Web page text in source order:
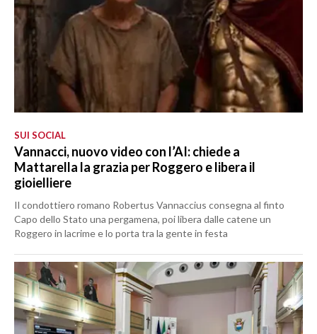
SUI SOCIAL
Vannacci, nuovo video con l’AI: chiede a
Mattarella la grazia per Roggero e libera il
gioielliere
Il condottiero romano Robertus Vannaccius consegna al finto
Capo dello Stato una pergamena, poi libera dalle catene un
Roggero in lacrime e lo porta tra la gente in festa